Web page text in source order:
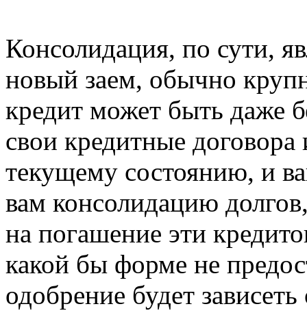
Консолидация, по сути,
новый заем, обычно
кредит может быть даже
свои кредитные
текущему состоянию, и
вам консолидацию
на погашение эти
какой бы форме не
одобрение будет